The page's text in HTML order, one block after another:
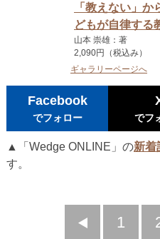
「教えない」
どもが自律する
山本 崇雄：著
2,090円（税込み）
ギャラリーページへ
Facebook
でフォロー でフ
▲「Wedge ONLINE」の新着
す。
前
1